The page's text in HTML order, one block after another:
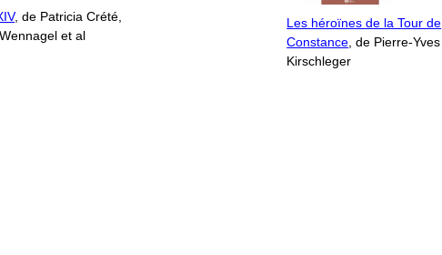
, de Patricia Crété,
et al
Les héroïnes de la Tour de
Constance, de Pierre-Yves
Kirschleger